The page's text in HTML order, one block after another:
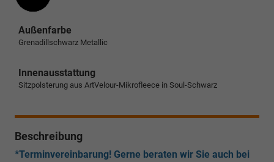
Außenfarbe
Grenadillschwarz Metallic
Innenausstattung
Sitzpolsterung aus ArtVelour-Mikrofleece in Soul-Schwarz
Beschreibung
*Terminvereinbarung! Gerne beraten wir Sie auch bei